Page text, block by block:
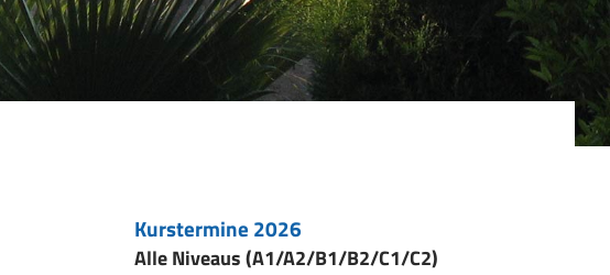
Kurstermine 2026
Alle Niveaus (A1/A2/B1/B2/C1/C2)